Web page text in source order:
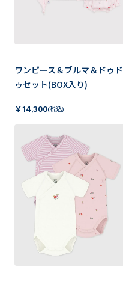
ワンピース＆ブルマ＆ドゥド
ゥセット(BOX入り)
￥14,300(税込)